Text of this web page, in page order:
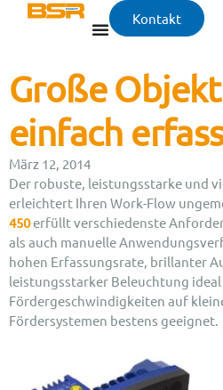
Kontakt
Große
einfach
März 12, 2014
Der robuste, leistungsstarke und
erleichtert Ihren Work-Flow
450erfüllt verschiedenste
als auch manuelle
hohen Erfassungsrate, brillanter
leistungsstarker Beleuchtung
Fördergeschwindigkeiten auf
Fördersystemen bestens geeignet.